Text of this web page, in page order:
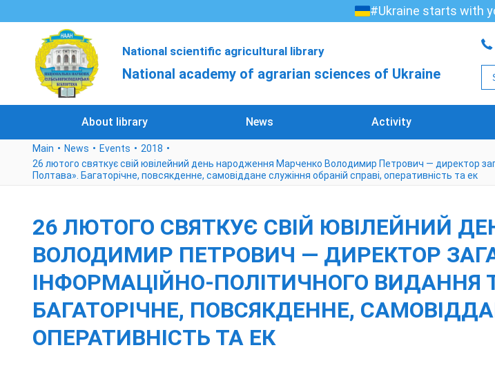
#Ukraine starts with
National scientific agricultural library
National academy of agrarian sciences of Ukraine
About library News Activity
Main News Events
2018
26 лютого святкує свій ювілейний день народження Марченко Володимир Петрович — директор
Полтава». Багаторічне, повсякденне, самовіддане служіння обраній справі, оперативність та ек
26 ЛЮТОГО СВЯТКУЄ СВІЙ ЮВІЛЕЙНИЙ
ВОЛОДИМИР ПЕТРОВИЧ — ДИРЕКТОР
ІНФОРМАЦІЙНО-ПОЛІТИЧНОГО ВИДАННЯ
БАГАТОРІЧНЕ, ПОВСЯКДЕННЕ,
ОПЕРАТИВНІСТЬ ТА ЕК